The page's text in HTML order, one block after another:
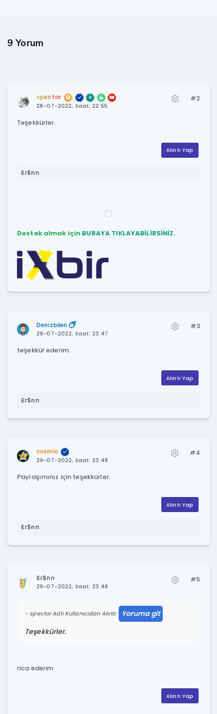
9 Yorum
spector
28-07-2022, Saat: 22:55
#2
Teşekkürler.
Alıntı Yap
£r$nn
Destek almak için BURAYA TIKLAYABİLİRSİNİZ.
Denizbilen
29-07-2022, Saat: 23:47
#3
teşekkür ederim.
Alıntı Yap
£r$nn
cosmic
29-07-2022, Saat: 23:48
#4
Paylaşımınız için teşekkürler.
Alıntı Yap
£r$nn
£r$nn
29-07-2022, Saat: 23:48
#5
spector Adlı Kullanıcıdan Alıntı:
Yoruma git
Teşekkürler.
rica ederim
Alıntı Yap